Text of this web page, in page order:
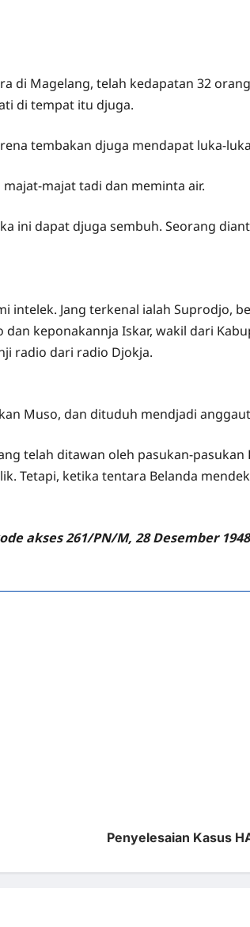
di Magelang, telah kedapatan 32
di tempat itu djuga.
tembakan djuga mendapat luka-luka
majat tadi dan meminta air.
ini dapat djuga sembuh. Seorang
Jang terkenal ialah Suprodjo,
keponakannja Iskar, wakil dari
radio dari radio Djokja.
Muso, dan dituduh mendjadi
telah ditawan oleh pasukan-pasukan
Tetapi, ketika tentara Belanda
akses 261/PN/M, 28 Desember
Penyelesaian Kasus